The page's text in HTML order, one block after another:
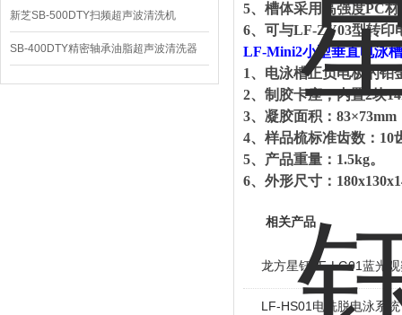
新芝SB-500DTY扫频超声波清洗机
SB-400DTY精密轴承油脂超声波清洗器
5、槽体采用高强度PC材
6、可与LF-ZY03型转印
LF-Mini2小型垂直电泳槽
1、电泳槽正负电极的铂
2、制胶卡座，内置2块
3、凝胶面积： 83×73mm
4、样品梳标准齿数： 10
5、产品重量： 1.5kg。
6、外形尺寸：
相关产品
龙方星钰LF-LG01蓝光
LF-HS01电洗脱电泳系统